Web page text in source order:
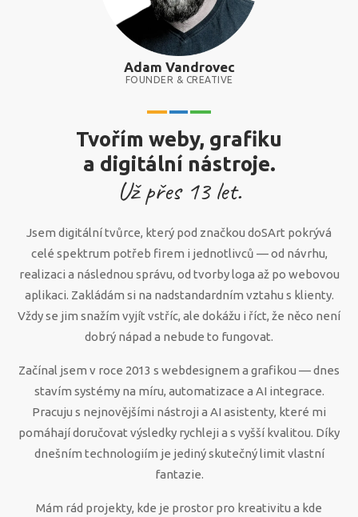
Adam Vandrovec
FOUNDER & CREATIVE
Tvořím weby, grafiku
a digitální nástroje.
Už přes 13let.
Jsem digitální tvůrce, který pod značkou doSArt pokrývá
celé spektrum potřeb firem i jednotlivců — od návrhu,
realizaci a následnou správu, od tvorby loga až po webovou
aplikaci. Zakládám si na nadstandardním vztahu s klienty.
Vždy se jim snažím vyjít vstříc, ale dokážu i říct, že něco není
dobrý nápad a nebude to fungovat.
Začínal jsem v roce 2013 s webdesignem a grafikou — dnes
stavím systémy na míru, automatizace a AI integrace.
Pracuju s nejnovějšími nástroji a AI asistenty, které mi
pomáhají doručovat výsledky rychleji a s vyšší kvalitou. Díky
dnešním technologiím je jediný skutečný limit vlastní
fantazie.
Mám rád projekty, kde je prostor pro kreativitu a kde